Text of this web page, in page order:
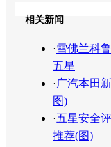
相关新闻
·雪佛兰科
五星
·广汽本田
图)
·五星安全
推荐(图)